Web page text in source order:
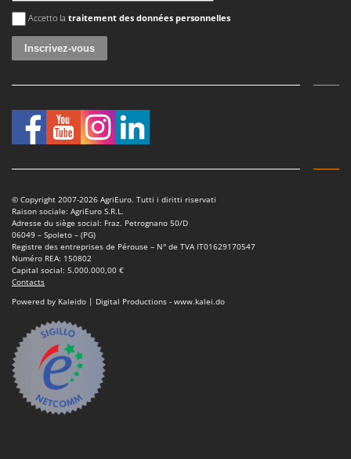
Une erreur est survenue
Accetto la traitement des données personnelles
© Copyright 2007-2026 AgriEuro. Tutti i diritti riservati
Raison sociale: AgriEuro S.R.L.
Adresse du siège social: Fraz. Petrognano 50/D
06049 – Spoleto – (PG)
Registre des entreprises de Pérouse – N° de TVA IT01629170547
Numéro REA: 150802
Capital social: 5.000.000,00 €
Contacts
Powered by Kaleido | Digital Productions - www.kalei.do